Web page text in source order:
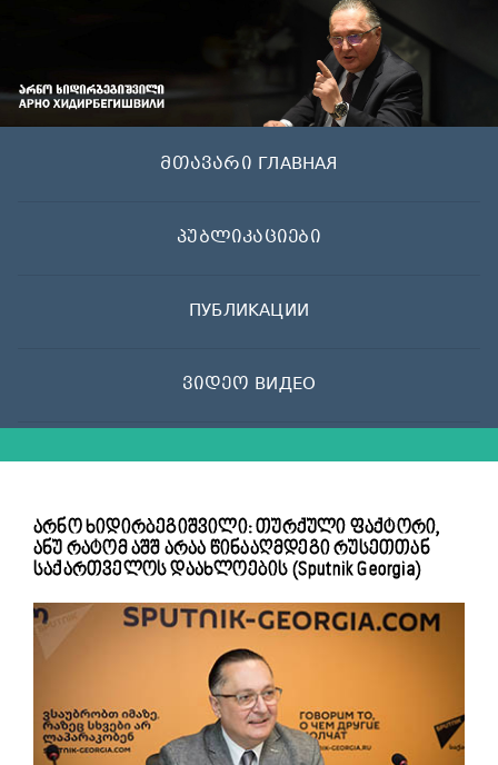
მთავარი ГЛАВНАЯ
პუბლიკაციები
ПУБЛИКАЦИИ
ვიდეო ВИДЕО
არნო ხიდირბეგიშვილი: თურქული ფაქტორი,
ანუ რატომ აშშ არაა წინააღმდეგი რუსეთთან
საქართველოს დაახლოების (Sputnik Georgia)